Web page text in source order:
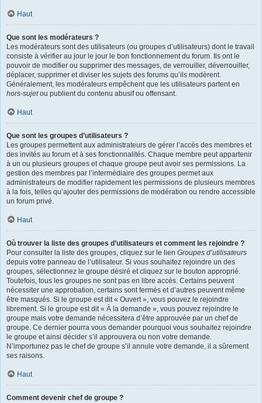
Haut
Que sont les modérateurs ?
Les modérateurs sont des utilisateurs (ou groupes d’utilisateurs) dont le travail
consiste à vérifier au jour le jour le bon fonctionnement du forum. Ils ont le
pouvoir de modifier ou supprimer des messages, de verrouiller, déverrouiller,
déplacer, supprimer et diviser les sujets des forums qu’ils modèrent.
Généralement, les modérateurs empêchent que les utilisateurs partent en
hors-sujetou publient du contenu abusif ou offensant.
Haut
Que sont les groupes d’utilisateurs ?
Les groupes permettent aux administrateurs de gérer l’accès des membres et
des invités au forum et à ses fonctionnalités. Chaque membre peut appartenir
à un ou plusieurs groupes et chaque groupe peut avoir ses permissions. La
gestion des membres par l’intermédiaire des groupes permet aux
administrateurs de modifier rapidement les permissions de plusieurs membres
à la fois, telles qu’ajouter des permissions de modération ou rendre accessible
un forum privé.
Haut
Où trouver la liste des groupes d’utilisateurs et comment les rejoindre ?
Pour consulter la liste des groupes, cliquez sur le lien Groupes d’utilisateurs
depuis votre panneau de l’utilisateur. Si vous souhaitez rejoindre un des
groupes, sélectionnez le groupe désiré et cliquez sur le bouton approprié.
Toutefois, tous les groupes ne sont pas en libre accès. Certains peuvent
nécessiter une approbation, certains sont fermés et d’autres peuvent même
être masqués. Si le groupe est dit « Ouvert », vous pouvez le rejoindre
librement. Si le groupe est dit « À la demande », vous pouvez rejoindre le
groupe mais votre demande nécessitera d’être approuvée par un chef de
groupe. Ce dernier pourra vous demander pourquoi vous souhaitez rejoindre
le groupe et ainsi décider s’il approuvera ou non votre demande.
N’importunez pas le chef de groupe s’il annule votre demande, il a sûrement
ses raisons.
Haut
Comment devenir chef de groupe ?